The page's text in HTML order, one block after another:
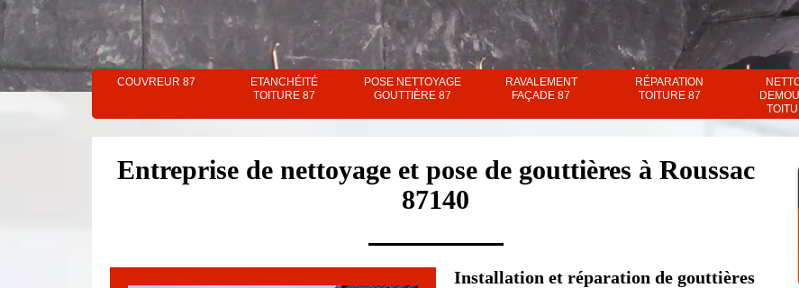
COUVREUR 87
ETANCHÉITÉ
TOITURE 87
POSE NETTOYAGE
GOUTTIÈRE 87
RAVALEMENT
FAÇADE 87
RÉPARATION
TOITURE 87
Entreprise de nettoyage et pose de gouttières à Roussac
87140
Installation et réparation de gouttières